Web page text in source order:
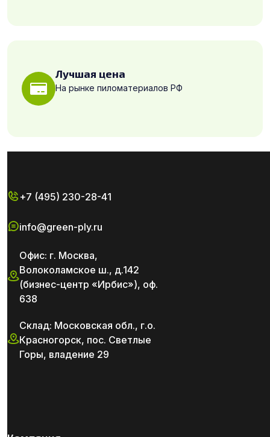
Лучшая цена
На рынке пиломатериалов РФ
+7 (495) 230-28-41
info@green-ply.ru
Офис: г. Москва,
Волоколамское ш., д.142
(бизнес-центр «Ирбис»), оф.
638
Склад: Московская обл., г.о.
Красногорск, пос. Светлые
Горы, владение 29